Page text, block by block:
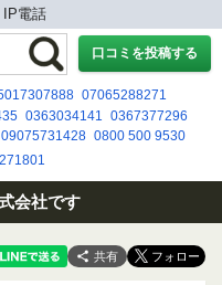
IP電話
口コミを投稿する
07065288271
0363034141
0367377296
09075731428 0800 500 9530
0677130838
08070224613
会社です
共有